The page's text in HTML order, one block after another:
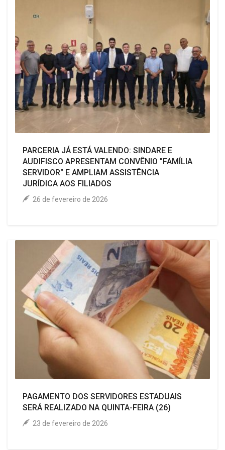
PARCERIA JÁ ESTÁ VALENDO: SINDARE E
AUDIFISCO APRESENTAM CONVÊNIO "FAMÍLIA
SERVIDOR" E AMPLIAM ASSISTÊNCIA
JURÍDICA AOS FILIADOS
26 de fevereiro de 2026
PAGAMENTO DOS SERVIDORES ESTADUAIS
SERÁ REALIZADO NA QUINTA-FEIRA (26)
23 de fevereiro de 2026